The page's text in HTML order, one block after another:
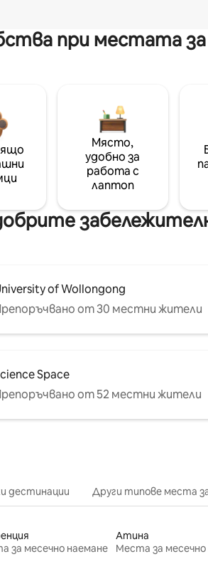
при местата
Място,
удобно за
работа с
лаптоп
of Wollongong
от 30 местни жители
Space
от 52 местни жители
дестинации Други типове места
за месечно наемане
Атина
Места за месечно